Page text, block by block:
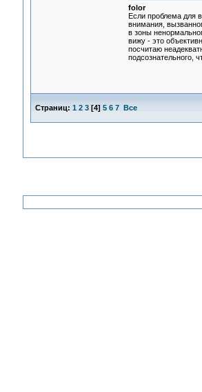
folor
Если проблема для
внимания,
в зоны
вижу - это
посчитаю
подсознательного,
Страниц: 1 2 3[4] 5 6 7 Все